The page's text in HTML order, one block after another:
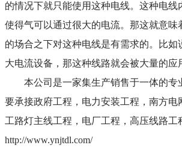
的情况下就只能使用这种电线。这种电线
使得气可以通过很大的电流。那这就意味
的场合之下对这种电线是有需求的。比如
大电流设备，那这种线路就会被大量的应
本公司是一家集生产销售于一体的专
要承接政府工程，电力安装工程，南方电
工路灯主线工程，电厂工程，高压线路工
http://www.ynjtdl.com/